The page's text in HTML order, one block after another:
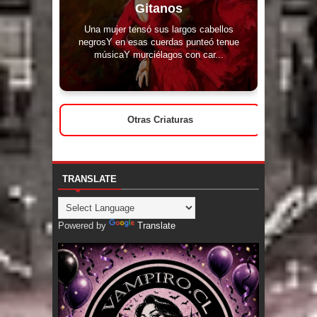
Gitanos
Una mujer tensó sus largos cabellos
negrosY en esas cuerdas punteó tenue
músicaY murciélagos con car...
Otras Criaturas
TRANSLATE
Powered by Translate